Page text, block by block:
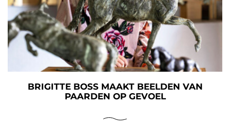
BRIGITTE BOSS MAAKT BEELDEN VAN
PAARDEN OP GEVOEL